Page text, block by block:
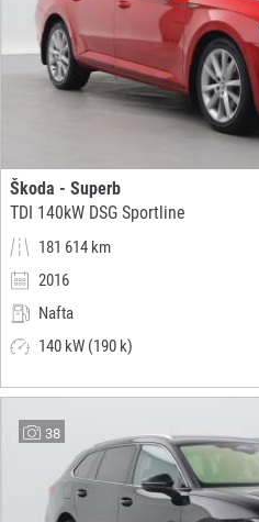
Škoda - Superb
TDI 140kW DSG Sportline
181 614 km
2016
Nafta
140 kW (190 k)
38